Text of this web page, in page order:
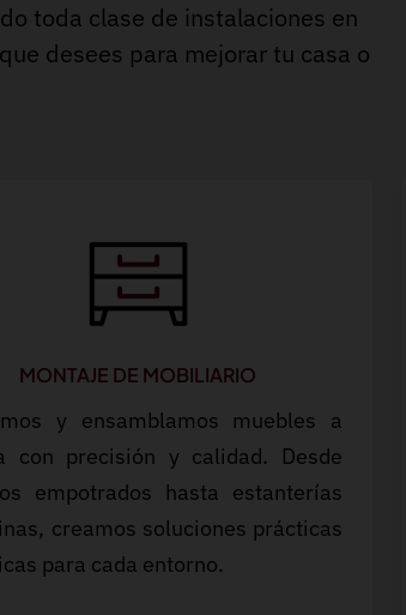
toda clase de instalaciones en
desees para mejorar tu casa o
MONTAJE DE MOBILIARIO
y ensamblamos muebles a
con precisión y calidad. Desde
empotrados hasta estanterías
creamos soluciones prácticas
para cada entorno.